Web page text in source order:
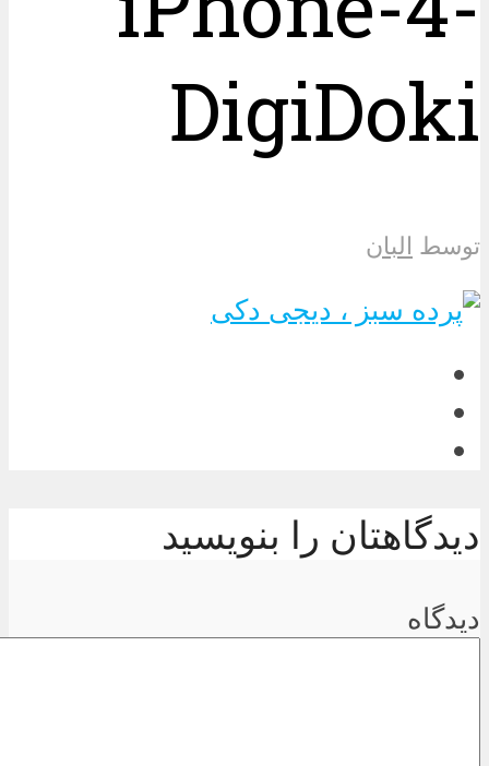
DigiDoki
توسط البان
دیدگاهتان را بنویسید
دیدگاه